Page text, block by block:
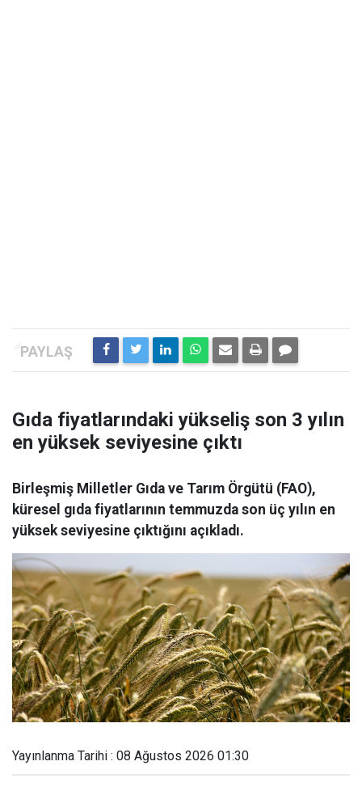
Gıda fiyatlarındaki yükseliş son 3 yılın
en yüksek seviyesine çıktı
Birleşmiş Milletler Gıda ve Tarım Örgütü (FAO),
küresel gıda fiyatlarının temmuzda son üç yılın en
yüksek seviyesine çıktığını açıkladı.
Yayınlanma Tarihi : 08 Ağustos 2026 01:30